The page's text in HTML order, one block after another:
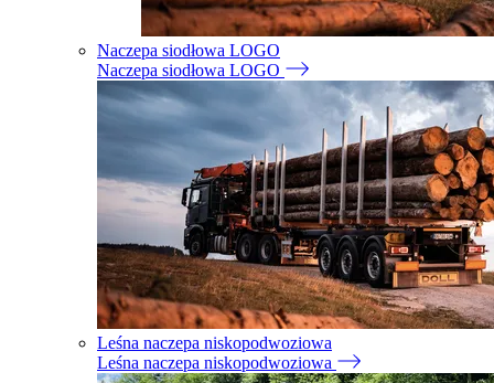
Naczepa siodłowa LOGO
Naczepa siodłowa LOGO
Leśna naczepa niskopodwoziowa
Leśna naczepa niskopodwoziowa